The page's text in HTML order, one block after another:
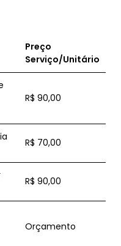
Preço
Serviço/Unitário
R$ 90,00
R$ 70,00
R$ 90,00
Orçamento